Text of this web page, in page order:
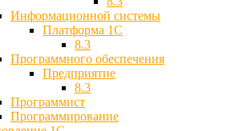
Информационной системы
Платформа 1С
8.3
Программного обеспечения
Предприятие
8.3
Программист
Программирование